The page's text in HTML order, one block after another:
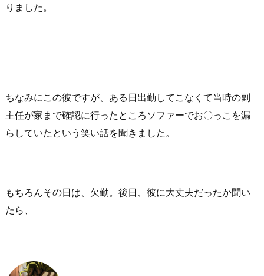
りました。
ちなみにこの彼ですが、ある日出勤してこなくて当時の副
主任が家まで確認に行ったところソファーでお〇っこを漏
らしていたという笑い話を聞きました。
もちろんその日は、欠勤。後日、彼に大丈夫だったか聞い
たら、